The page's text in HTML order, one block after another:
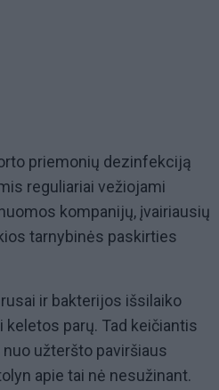
priemonių dezinfekciją
reguliariai vežiojami
kompanijų, įvairiausių
tarnybinės paskirties
ir bakterijos išsilaiko
keletos parų. Tad keičiantis
užteršto paviršiaus
apie tai nė nesužinant.